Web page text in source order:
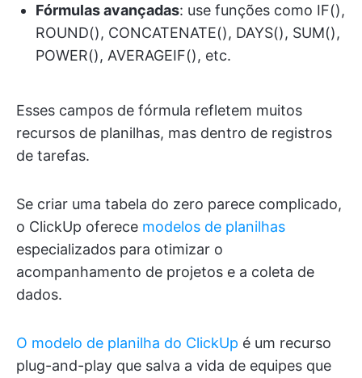
Fórmulas avançadas: use funções como IF(),
ROUND(), CONCATENATE(), DAYS(), SUM(),
POWER(), AVERAGEIF(), etc.
Esses campos de fórmula refletem muitos
recursos de planilhas, mas dentro de registros
de tarefas.
Se criar uma tabela do zero parece complicado,
o ClickUp oferece modelos de planilhas
especializados para otimizar o
acompanhamento de projetos e a coleta de
dados.
O modelo de planilha do ClickUp é um recurso
plug-and-play que salva a vida de equipes que